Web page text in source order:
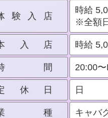
験入店
時給
※全額
入店 時給
間 20:00
休日 日
種 キャバ